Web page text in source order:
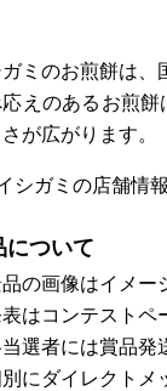
ミのお煎餅は、
えのあるお煎
が広がります。
シガミの店舗情
について
品の画像はイメ
表はコンテスト
当選者には賞品
別にダイレクトメ